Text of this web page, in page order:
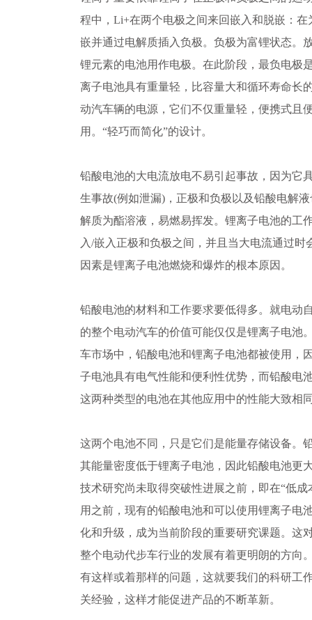
程中，Li+在两个电极之间来回嵌入和脱嵌：
嵌并通过电解质插入负极。负极为富锂状态。
锂元素的电池用作电极。在此阶段，最负电极
离子电池具有重量轻，比容量大和循环寿命长
动汽车辆的电源，它们不仅重量轻，便携式且
用。“轻巧而简化”的设计。
铅酸电池的大电流放电不易引起事故，因为它
生事故(例如泄漏)，正极和负极以及铅酸电解
解质为酯溶液，易燃易挥发。锂离子电池的工
入/嵌入正极和负极之间，并且当大电流通过时
因素是锂离子电池燃烧和爆炸的根本原因。
铅酸电池的材料和工作要求要低得多。就电动
的整个电动汽车的价值可能仅仅是锂离子电池
车市场中，铅酸电池和锂离子电池都被使用，
子电池具有电气性能和便利性优势，而铅酸电
这两种类型的电池在其他应用中的性能大致相
这两个电池不同，只是它们是能量存储设备。
其能量密度低于锂离子电池，因此铅酸电池更
技术研究尚未取得突破性进展之前，即在“低
用之前，现有的铅酸电池和可以使用锂离子电
化和升级，成为当前阶段的重要研究课题。这
整个电动代步车行业的发展有着更明朗的方向
有这样或着那样的问题，这就要我们的科研工
关经验，这样才能促进产品的不断革新。